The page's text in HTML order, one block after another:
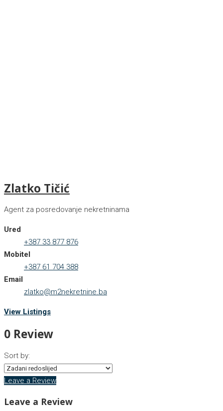
Zlatko Tičić
Agent za posredovanje nekretninama
Ured
+387 33 877 876
Mobitel
+387 61 704 388
Email
zlatko@m2nekretnine.ba
View Listings
0 Review
Sort by:
Leave a Review
Leave a Review